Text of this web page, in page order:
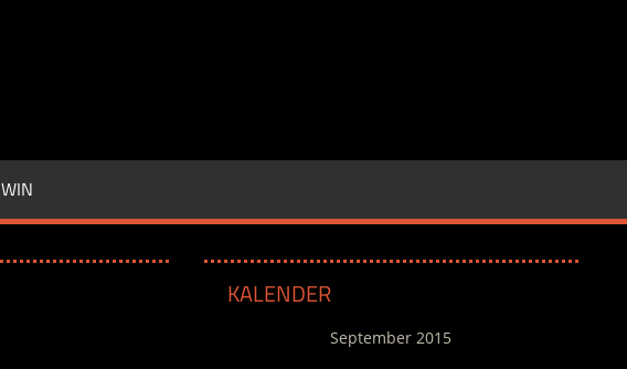
WIN
KALENDER
September 2015